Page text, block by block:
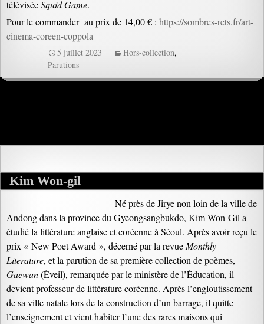
téléviséeSquid Game.
Pour le commander au prix de 14,00 € : https://sombres-rets.fr/art-
cinema-coreen-coppola
5 juillet 2023 Hors-collection,
Parutions
Kim Won-gil
Né près de Jirye non loin de la ville de
Andong dans la province du Gyeongsangbukdo, Kim Won-Gil a
étudié la littérature anglaise et coréenne à Séoul. Après avoir reçu le
prix « New Poet Award », décerné par la revue Monthly
Literature, et la parution de sa première collection de poèmes,
Gaewan(Éveil), remarquée par le ministère de l’Éducation, il
devient professeur de littérature coréenne. Après l’engloutissement
de sa ville natale lors de la construction d’un barrage, il quitte
l’enseignement et vient habiter l’une des rares maisons qui